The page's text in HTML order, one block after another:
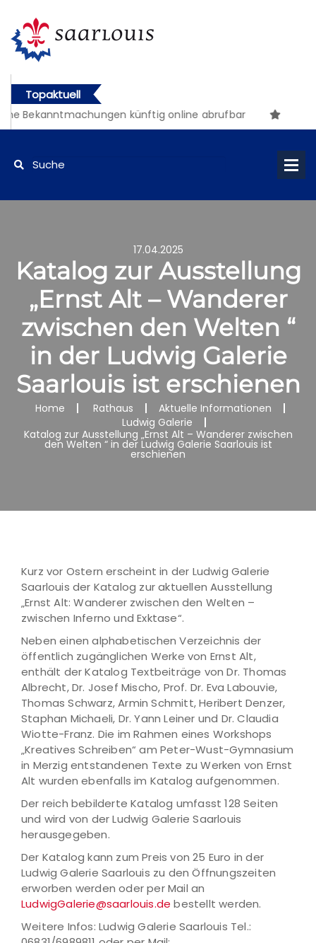
Topaktuell
Bekanntmachungen künftig online abrufbar
17.04.2025
Katalog zur Ausstellung
„Ernst Alt – Wanderer
zwischen den Welten “
in der Ludwig Galerie
Saarlouis ist erschienen
Home Rathaus
Aktuelle Informationen
Ludwig Galerie
Katalog zur Ausstellung „Ernst Alt – Wanderer zwischen
den Welten “ in der Ludwig Galerie Saarlouis ist
erschienen
Kurz vor Ostern erscheint in der Ludwig Galerie
Saarlouis der Katalog zur aktuellen Ausstellung
„Ernst Alt: Wanderer zwischen den Welten –
zwischen Inferno und Exktase“.
Neben einen alphabetischen Verzeichnis der
öffentlich zugänglichen Werke von Ernst Alt,
enthält der Katalog Textbeiträge von Dr. Thomas
Albrecht, Dr. Josef Mischo, Prof. Dr. Eva Labouvie,
Thomas Schwarz, Armin Schmitt, Heribert Denzer,
Staphan Michaeli, Dr. Yann Leiner und Dr. Claudia
Wiotte-Franz. Die im Rahmen eines Workshops
„Kreatives Schreiben“ am Peter-Wust-Gymnasium
in Merzig entstandenen Texte zu Werken von Ernst
Alt wurden ebenfalls im Katalog aufgenommen.
Der reich bebilderte Katalog umfasst 128 Seiten
und wird von der Ludwig Galerie Saarlouis
herausgegeben.
Der Katalog kann zum Preis von 25 Euro in der
Ludwig Galerie Saarlouis zu den Öffnungszeiten
erworben werden oder per Mail an
LudwigGalerie@saarlouis.de bestellt werden.
Weitere Infos: Ludwig Galerie Saarlouis Tel.: